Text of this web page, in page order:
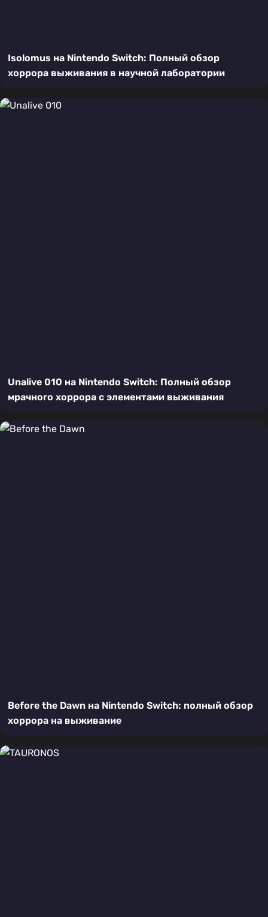
Isolomus на Nintendo Switch: Полный обзор
хоррора выживания в научной лаборатории
Unalive 010 на Nintendo Switch: Полный обзор
мрачного хоррора с элементами выживания
Before the Dawn на Nintendo Switch: полный обзор
хоррора на выживание